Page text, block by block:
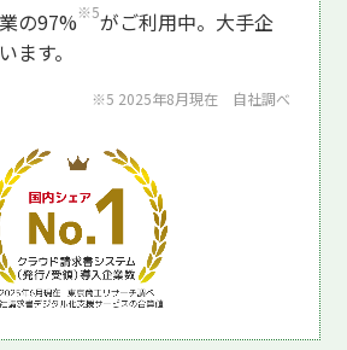
の97%※5がご利用中。大手企
ます。
※5 2025年8月現在 自社調べ